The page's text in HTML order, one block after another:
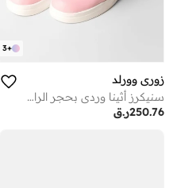
+
3
زوري وورلد
سنيكرز أثينا وردي بحجر الراين والدانتيل ونعل نباتي معتمد من بيتا
ر.ق250.76